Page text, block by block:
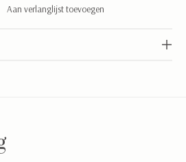
Aan verlanglijst toevoegen